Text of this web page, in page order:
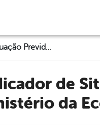
Triunfo sobe em Indicador de Situação Previdenciária do Ministério da Economia
da